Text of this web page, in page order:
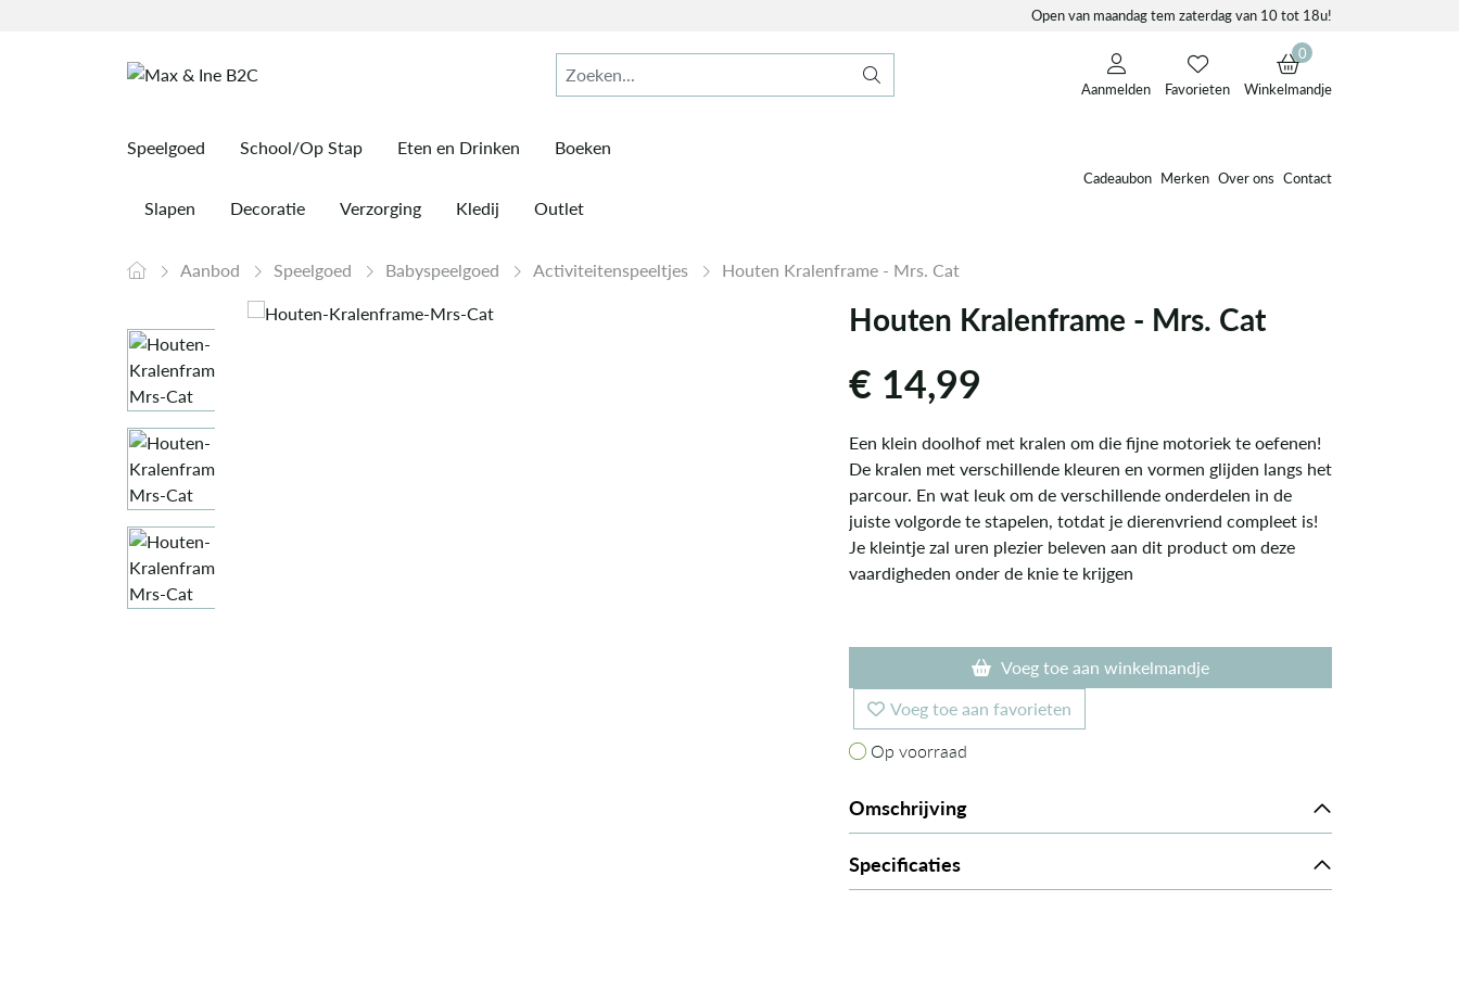
Open van maandag tem zaterdag van 10 tot 18u!
Aanmelden Favorieten
0
Winkelmandje
Speelgoed School/Op Stap Eten en Drinken Boeken
Slapen Decoratie Verzorging Kledij Outlet
Cadeaubon Merken Over ons Contact
Aanbod Speelgoed Babyspeelgoed Activiteitenspeeltjes Houten Kralenframe - Mrs. Cat
Houten Kralenframe - Mrs. Cat
€ 14,99
Een klein doolhof met kralen om die fijne motoriek te oefenen!
De kralen met verschillende kleuren en vormen glijden langs het
parcour. En wat leuk om de verschillende onderdelen in de
juiste volgorde te stapelen, totdat je dierenvriend compleet is!
Je kleintje zal uren plezier beleven aan dit product om deze
vaardigheden onder de knie te krijgen
Voeg toe aan winkelmandje
Voeg toe aan favorieten
Op voorraad
Op voorraad
Omschrijving
Specificaties